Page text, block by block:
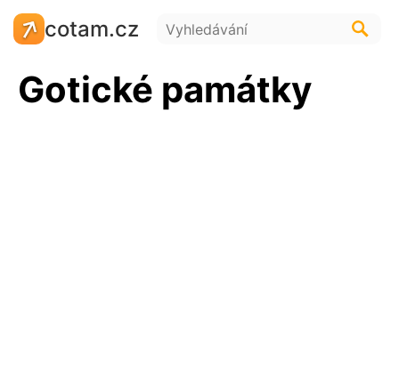
cotam.cz
Gotické památky